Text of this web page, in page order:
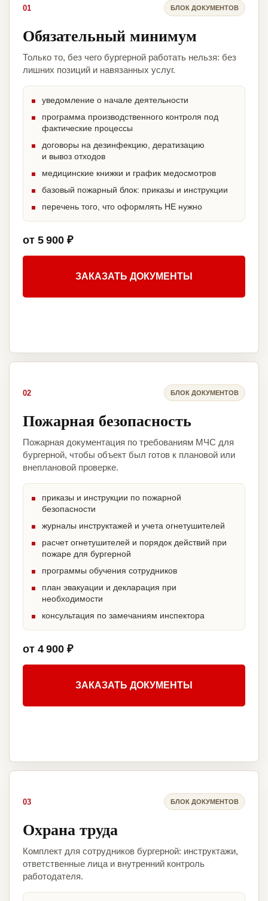
01 БЛОК ДОКУМЕНТОВ
Обязательный минимум
Только то, без чего бургерной работать нельзя: без
лишних позиций и навязанных услуг.
уведомление о начале деятельности
программа производственного контроля под
фактические процессы
договоры на дезинфекцию, дератизацию
и вывоз отходов
медицинские книжки и график медосмотров
базовый пожарный блок: приказы и инструкции
перечень того, что оформлять НЕ нужно
от 5 900 ₽
ЗАКАЗАТЬ ДОКУМЕНТЫ
02 БЛОК ДОКУМЕНТОВ
Пожарная безопасность
Пожарная документация по требованиям МЧС для
бургерной, чтобы объект был готов к плановой или
внеплановой проверке.
приказы и инструкции по пожарной
безопасности
журналы инструктажей и учета огнетушителей
расчет огнетушителей и порядок действий при
пожаре для бургерной
программы обучения сотрудников
план эвакуации и декларация при
необходимости
консультация по замечаниям инспектора
от 4 900 ₽
ЗАКАЗАТЬ ДОКУМЕНТЫ
03 БЛОК ДОКУМЕНТОВ
Охрана труда
Комплект для сотрудников бургерной: инструктажи,
ответственные лица и внутренний контроль
работодателя.